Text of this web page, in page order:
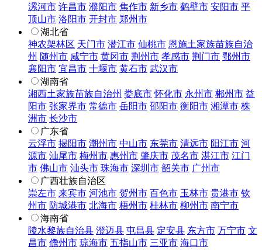
漯河市 许昌市 濮阳市 焦作市 新乡市 鹤壁市 安阳市 平
顶山市 洛阳市 开封市 郑州市
湖北省
神农架林区 天门市 潜江市 仙桃市 恩施土家族苗族自治
州 随州市 咸宁市 黄冈市 荆州市 孝感市 荆门市 鄂州市
襄阳市 宜昌市 十堰市 黄石市 武汉市
湖南省
湘西土家族苗族自治州 娄底市 怀化市 永州市 郴州市 益
阳市 张家界市 常德市 岳阳市 邵阳市 衡阳市 湘潭市 株
洲市 长沙市
广东省
云浮市 揭阳市 潮州市 中山市 东莞市 清远市 阳江市 河
源市 汕尾市 梅州市 惠州市 肇庆市 茂名市 湛江市 江门
市 佛山市 汕头市 珠海市 深圳市 韶关市 广州市
广西壮族自治区
崇左市 来宾市 河池市 贺州市 百色市 玉林市 贵港市 钦
州市 防城港市 北海市 梧州市 桂林市 柳州市 南宁市
海南省
陵水黎族自治县 澄迈县 屯昌县 定安县 东方市 万宁市 文
昌市 儋州市 琼海市 五指山市 三亚市 海口市